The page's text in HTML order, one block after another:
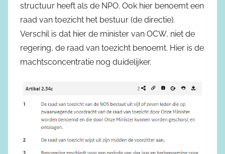
structuur heeft als de NPO. Ook hier benoemt een
raad van toezicht het bestuur (de directie).
Verschil is dat hier de minister van OCW, niet de
regering, de raad van toezicht benoemt. Hier is de
machtsconcentratie nog duidelijker.